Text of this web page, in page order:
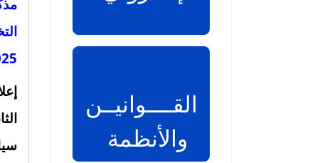
القــــوانيــن
والأنظمة